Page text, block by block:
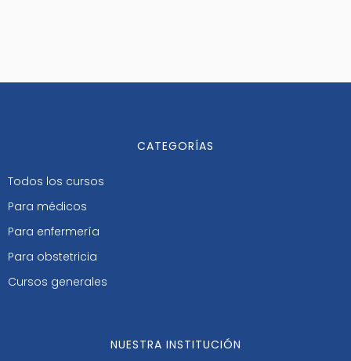
CATEGORÍAS
Todos los cursos
Para médicos
Para enfermería
Para obstetricia
Cursos generales
NUESTRA INSTITUCIÓN